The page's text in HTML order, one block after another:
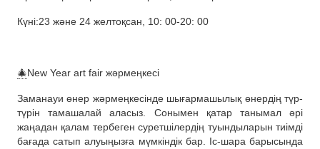
Күні:23 және 24 желтоқсан, 10: 00-20: 00
🎄New Year art fair жәрмеңкесі
Заманауи өнер жәрмеңкесінде шығармашылық өнердің түр-
түрін тамашалай аласыз. Сонымен қатар танымал әрі
жаңадан қалам тербеген суретшілердің туындыларын тиімді
бағада сатып алуыңызға мүмкіндік бар. Іс-шара барысында